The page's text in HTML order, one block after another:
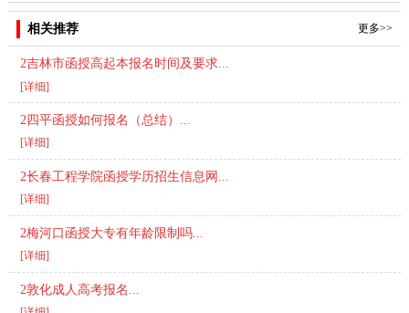
相关推荐 更多>>
2吉林市函授高起本报名时间及要求...
[详细]
2四平函授如何报名（总结）...
[详细]
2长春工程学院函授学历招生信息网...
[详细]
2梅河口函授大专有年龄限制吗...
[详细]
2敦化成人高考报名...